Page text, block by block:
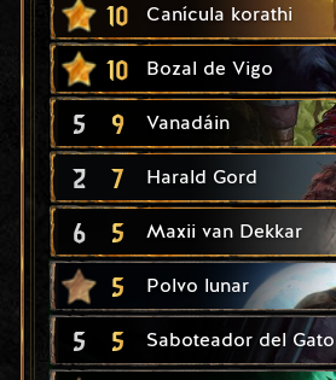
10 Canícula korathi
10 Bozal de Vigo
5 9 Vanadáin
2 7 Harald Gord
6 5 Maxii van Dekkar
5 Polvo lunar
5 5 Saboteador del Gato